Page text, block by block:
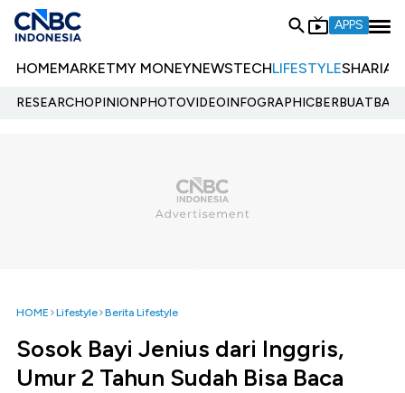
APPS
HOMEMARKETMY MONEYNEWSTECHLIFESTYLESHARIA
RESEARCHOPINIONPHOTOVIDEOINFOGRAPHIC
HOME Lifestyle Berita Lifestyle
Sosok Bayi Jenius dari Inggris,
Umur 2 Tahun Sudah Bisa Baca